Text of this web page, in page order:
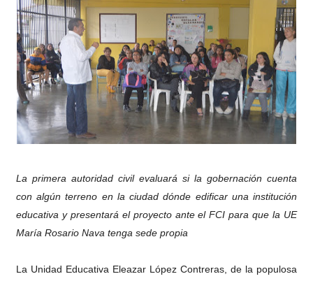
Mérida impulsa desarrollo económico con taller de
Fomficc consolida alianzas e impulsa la economía
Niños de Estudiantes de Mérida sembraron 110
Corposalud y Secretaría Social fortalecen la atención
Inicia el plan vacacional Venezuela Renace en el
Entregan planta eléctrica para fortalecer la atención
Expertos inspeccionan espacios del OAN para la
Dictan MasterClass en el marco del Encuentro LAGO
Campo Elías avanza con plan de asfaltado
La primera autoridad civil evaluará si la gobernación cuenta
con algún terreno en la ciudad dónde edificar una institución
educativa y presentará el proyecto ante el FCI para que la UE
María Rosario Nava tenga sede propia
La Unidad Educativa Eleazar López Contreras, de la populosa